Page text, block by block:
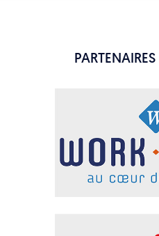
PARTENAIRES